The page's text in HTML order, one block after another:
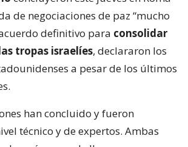
de negociaciones de paz “mucho
definitivo para consolidar
tropas israelíes, declararon los
a pesar de los últimos
han concluido y fueron
técnico y de expertos. Ambas